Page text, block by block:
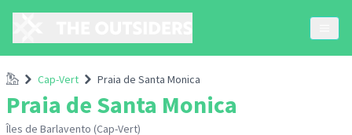
AccueilCap-Vert Praia de Santa Monica
Praia de Santa Monica
Îles de Barlavento (Cap-Vert)